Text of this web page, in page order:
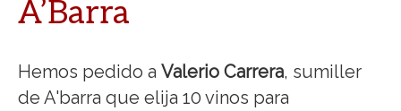
A’Barra
Hemos pedido a Valerio Carrera, sumiller
de A'barra que elija 10 vinos para